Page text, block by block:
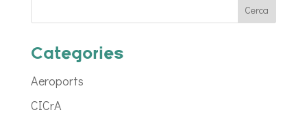
Categories
Aeroports
CICrA